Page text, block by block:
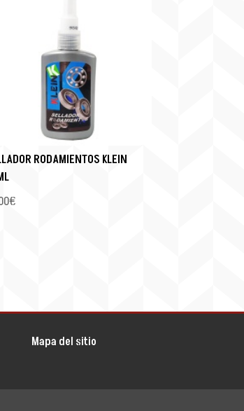
RODAMIENTOS KLEIN
€
Mapa del sitio